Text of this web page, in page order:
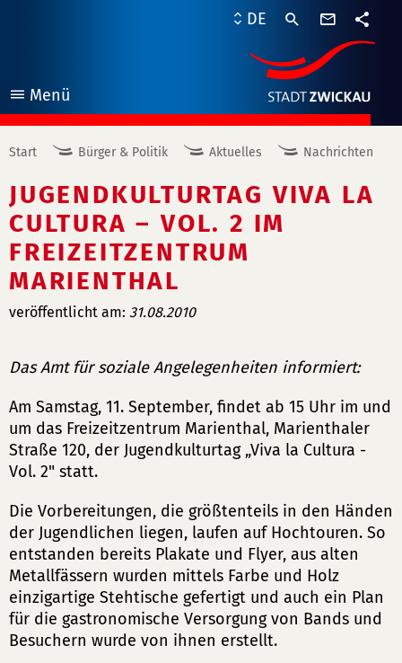
Menü
öffnen
DE
Start Bürger & Politik Aktuelles Nachrichten
JUGENDKULTURTAG VIVA LA
CULTURA – VOL. 2 IM
FREIZEITZENTRUM
MARIENTHAL
veröffentlicht am: 31.08.2010
Das Amt für soziale Angelegenheiten informiert:
Am Samstag, 11. September, findet ab 15 Uhr im und
um das Freizeitzentrum Marienthal, Marienthaler
Straße 120, der Jugendkulturtag „Viva la Cultura -
Vol. 2" statt.
Die Vorbereitungen, die größtenteils in den Händen
der Jugendlichen liegen, laufen auf Hochtouren. So
entstanden bereits Plakate und Flyer, aus alten
Metallfässern wurden mittels Farbe und Holz
einzigartige Stehtische gefertigt und auch ein Plan
für die gastronomische Versorgung von Bands und
Besuchern wurde von ihnen erstellt.